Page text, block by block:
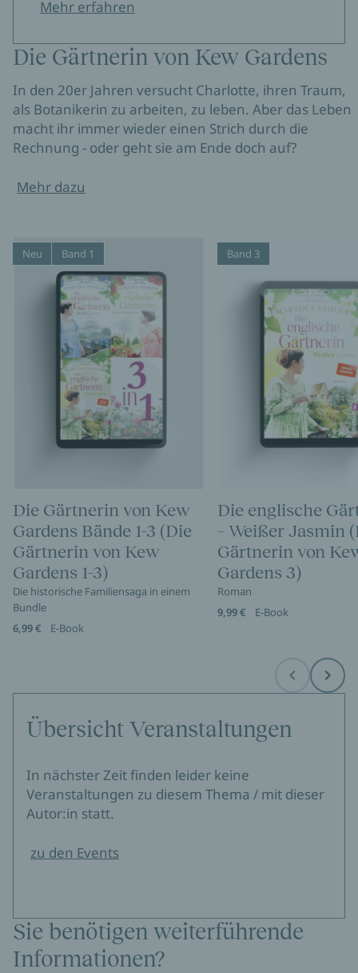
Mehr erfahren
Die Gärtnerin von Kew Gardens
In den 20er Jahren versucht Charlotte, ihren Traum,
als Botanikerin zu arbeiten, zu leben. Aber das Leben
macht ihr immer wieder einen Strich durch die
Rechnung - oder geht sie am Ende doch auf?
Mehr dazu
Neu Band 1
Die Gärtnerin von Kew
Gardens Bände 1-3 (Die
Gärtnerin von Kew
Gardens 1-3)
Die historische Familiensaga in einem
Bundle
6,99 €
E-Book
Band 3
Die englische
– Weißer Jasmin
Gärtnerin von
Gardens 3)
Roman
9,99 €
E-Book
Before Next
Übersicht Veranstaltungen
In nächster Zeit finden leider keine
Veranstaltungen zu diesem Thema / mit dieser
Autor:in statt.
zu den Events
Sie benötigen weiterführende
Informationen?